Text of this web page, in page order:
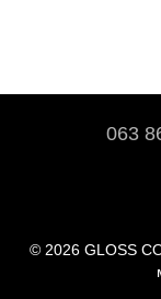
063
© 2026 GLOSS